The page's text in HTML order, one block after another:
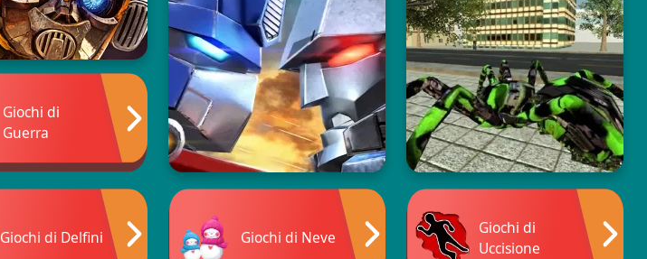
Giochi di
Guerra
Giochi di Delfini Giochi di Neve
Giochi di
Uccisione